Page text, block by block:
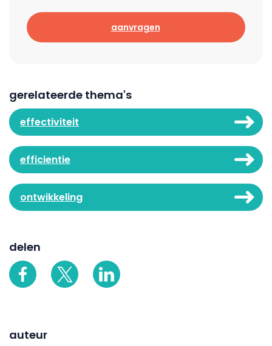
aanvragen
gerelateerde thema's
effectiviteit
efficientie
ontwikkeling
delen
auteur